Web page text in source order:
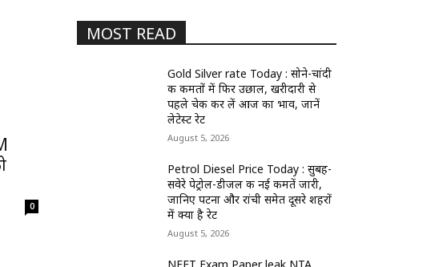
0
MOST READ
Gold Silver rate Today : सोने-चांदी
की कीमतों में फिर उछाल, खरीदारी से
पहले चेक कर लें आज का भाव, जानें
लेटेस्ट रेट
August 5, 2026
Petrol Diesel Price Today : सुबह-
सवेरे पेट्रोल-डीजल की नई कीमतें जारी,
जानिए पटना और रांची समेत दूसरे शहरों
में क्या है रेट
August 5, 2026